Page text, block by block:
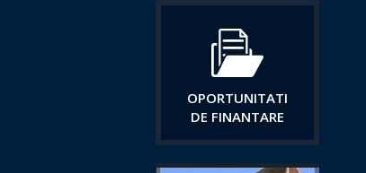
OPORTUNITATI
DE FINANTARE